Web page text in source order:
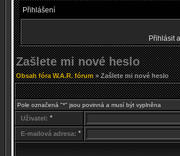
Přihlášení
Přihlásit
Zašlete mi nové heslo
Obsah fóra W.A.R. fórum» Zašlete mi nové heslo
Pole označená "*" jsou povinná a musí být vyplněna
Uživatel: *
E-mailová adresa: *